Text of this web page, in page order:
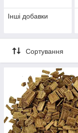
Інші добавки
Сортування